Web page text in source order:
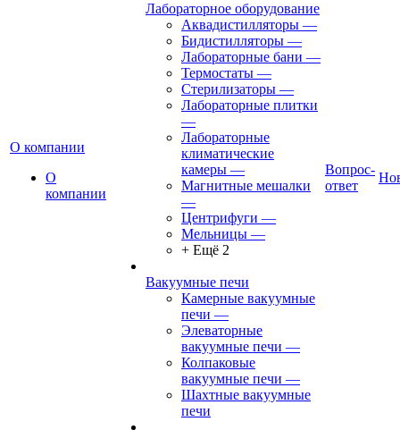
О компании
О
компании
Лабораторное оборудование
Аквадистилляторы —
Бидистилляторы —
Лабораторные бани —
Термостаты —
Стерилизаторы —
Лабораторные плитки
—
Лабораторные
климатические
камеры —
Магнитные мешалки
—
Центрифуги —
Мельницы —
+ Ещё 2
Вакуумные печи
Камерные вакуумные
печи —
Элеваторные
вакуумные печи —
Колпаковые
вакуумные печи —
Шахтные вакуумные
печи
Вопрос-
ответ